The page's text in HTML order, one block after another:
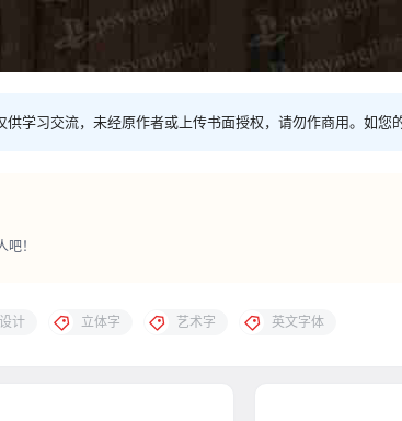
学习交流，未经原作者或上传书面授权，请勿作商用。如您
！
计 立体字 艺术字 英文字体